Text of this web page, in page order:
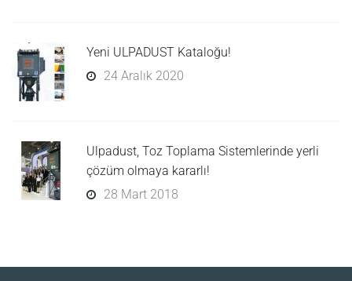
Yeni ULPADUST Kataloğu!
24 Aralık 2020
Ulpadust, Toz Toplama Sistemlerinde yerli
çözüm olmaya kararlı!
28 Mart 2018